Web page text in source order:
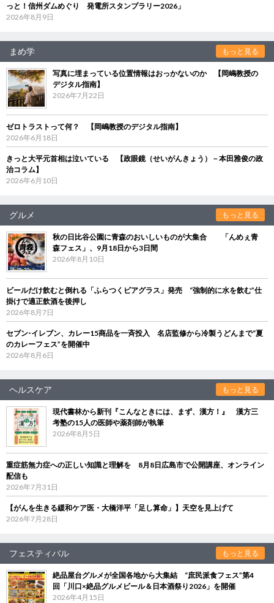
っと！信州ダムめぐり 発電所スタンプラリー2026」
2026年8月9日
まめ学 もっと見る
写真に埋まっている位置情報はおっかないのか 【岡嶋教授の
デジタル指南】
2026年7月22日
ゼロトラストって何？ 【岡嶋教授のデジタル指南】
2026年6月18日
きっと大平元首相は泣いている 【政眼鏡（せいがんきょう）－本田雅俊の政
治コラム】
2026年6月10日
グルメ もっと見る
秋の日比谷公園に青森のおいしいものが大集合 「んめぇ青
森フェス」、9月18日から3日間
2026年8月10日
ビールだけ飲むと倒れる「ふらつくビアグラス」発売 “強制的に水を飲む”仕
掛けで適正飲酒を後押し
2026年8月7日
セブン‐イレブン、カレー15商品を一斉投入 名店監修から冷製うどんまで“夏
のカレーフェス”を開催中
2026年8月6日
ヘルスケア もっと見る
現代書林から新刊『こんなときには、まず、漢方！』 漢方三
考塾の15人の医師や薬剤師が執筆
2026年8月5日
重症筋無力症への正しい知識と理解を 8月8日広島市で公開講座、オンライン
配信も
2026年7月31日
【がんを生きる緩和ケア医・大橋洋平「足し算命」】天空を見上げて
2026年7月28日
フェスティバル もっと見る
絶品屋台グルメが全国各地から大集結 “庶民派食フェス”第4
回「川口×絶品グルメビール＆日本酒祭り2026」を開催
2026年4月15日